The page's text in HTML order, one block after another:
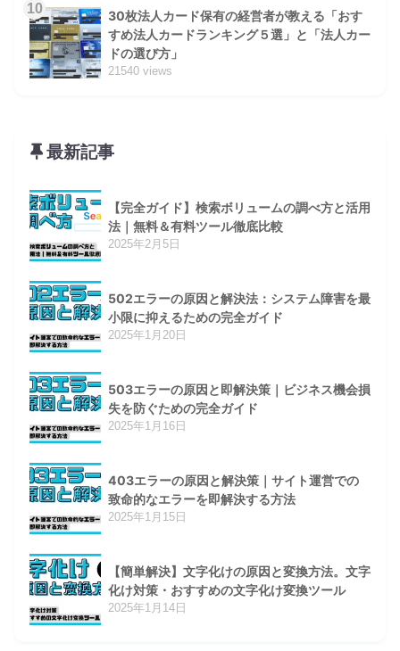
10
30枚法人カード保有の経営者が教える「おす
すめ法人カードランキング５選」と「法人カー
ドの選び方」
21540 views
最新記事
【完全ガイド】検索ボリュームの調べ方と活用
法｜無料＆有料ツール徹底比較
2025年2月5日
502エラーの原因と解決法：システム障害を最
小限に抑えるための完全ガイド
2025年1月20日
503エラーの原因と即解決策｜ビジネス機会損
失を防ぐための完全ガイド
2025年1月16日
403エラーの原因と解決策｜サイト運営での
致命的なエラーを即解決する方法
2025年1月15日
【簡単解決】文字化けの原因と変換方法。文字
化け対策・おすすめの文字化け変換ツール
2025年1月14日